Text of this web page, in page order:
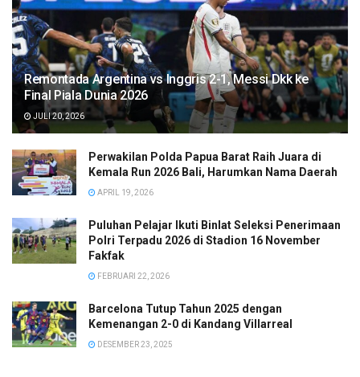
Remontada Argentina vs Inggris 2-1, Messi Dkk ke
Final Piala Dunia 2026
JULI 20, 2026
Perwakilan Polda Papua Barat Raih Juara di
Kemala Run 2026 Bali, Harumkan Nama Daerah
APRIL 19, 2026
Puluhan Pelajar Ikuti Binlat Seleksi Penerimaan
Polri Terpadu 2026 di Stadion 16 November
Fakfak
FEBRUARI 22, 2026
Barcelona Tutup Tahun 2025 dengan
Kemenangan 2-0 di Kandang Villarreal
DESEMBER 23, 2025